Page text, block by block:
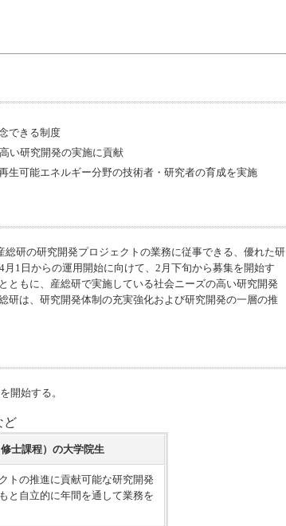
できる制度
い研究開発の実施に貢献
生可能エネルギー分野の技術者・研究者の育成を実施
研の研究開発プロジェクトの業務に従事できる、優れた研
1日からの運用開始に向けて、2月下旬から募集を開始す
ともに、産総研で実施している社会ニーズの高い研究開発
研は、研究開発体制の充実強化および研究開発の一層の推
開始する。
ど
士課程）の大学院生
トの推進に貢献可能な研究開発
と自立的に年間を通して業務を